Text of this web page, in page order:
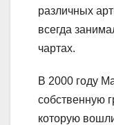
различных
всегда
чартах.
В 2000 году
собственную
которую